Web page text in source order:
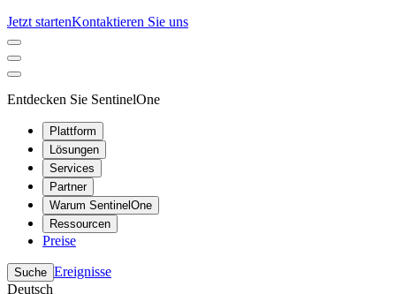
Jetzt startenKontaktieren Sie uns
Entdecken Sie SentinelOne
Plattform
Lösungen
Services
Partner
Warum SentinelOne
Ressourcen
Preise
Suche Ereignisse
Deutsch